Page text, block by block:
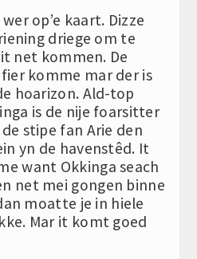
op’e kaart. Dizze
driege om te
net kommen. De
komme mar der is
hoarizon. Ald-top
is de nije foarsitter
stipe fan Arie den
yn de havenstêd. It
want Okkinga seach
net mei gongen binne
moatte je in hiele
Mar it komt goed